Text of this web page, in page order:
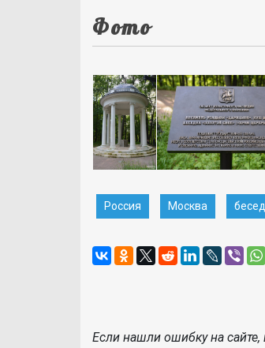
Фото
Россия Москва
Если нашли ошибку на сайте,